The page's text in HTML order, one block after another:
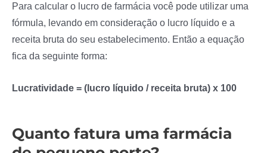
Para calcular o lucro de farmácia você pode utilizar uma
fórmula, levando em consideração o lucro líquido e a
receita bruta do seu estabelecimento. Então a equação
fica da seguinte forma:
Lucratividade = (lucro líquido / receita bruta) x 100
Quanto fatura uma farmácia